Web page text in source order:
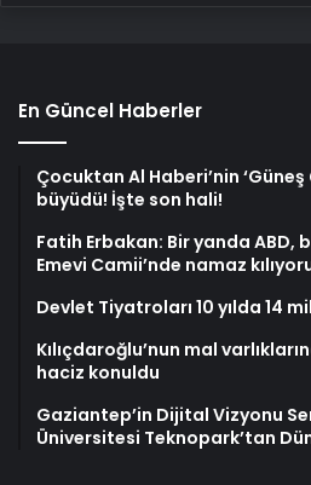
En Güncel Haberler
Çocuktan Al Haberi’nin
büyüdü! İşte son hali!
Fatih Erbakan: Bir yanda ABD,
Emevi Camii’nde namaz
Devlet Tiyatroları 10 yılda 14
Kılıçdaroğlu’nun mal
haciz konuldu
Gaziantep’in Dijital Vizyonu
Üniversitesi Teknopark’tan